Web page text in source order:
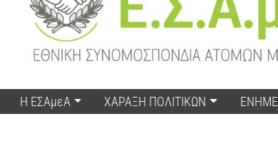
Η ΕΣΑμεΑ ΧΑΡΑΞΗ ΠΟΛΙΤΙΚΩΝ